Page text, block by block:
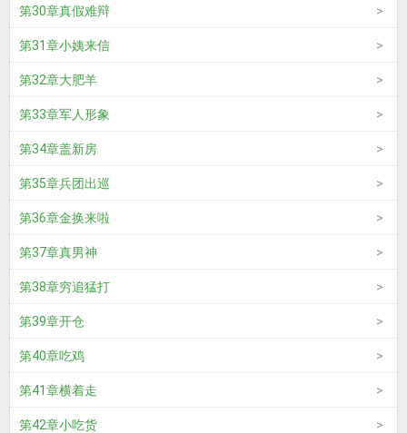
第30章真假难辩
第31章小姨来信
第32章大肥羊
第33章军人形象
第34章盖新房
第35章兵团出巡
第36章金换来啦
第37章真男神
第38章穷追猛打
第39章开仓
第40章吃鸡
第41章横着走
第42章小吃货